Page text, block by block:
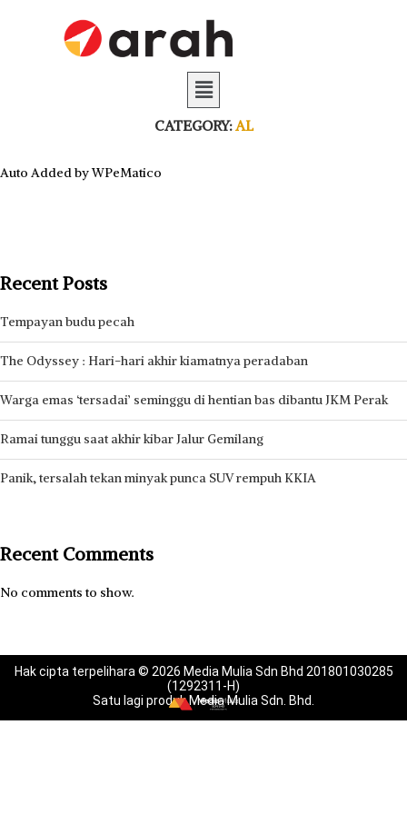
CATEGORY:AL
Auto Added by WPeMatico
Recent Posts
Tempayan budu pecah
The Odyssey : Hari-hari akhir kiamatnya peradaban
Warga emas ‘tersadai’ seminggu di hentian bas dibantu JKM Perak
Ramai tunggu saat akhir kibar Jalur Gemilang
Panik, tersalah tekan minyak punca SUV rempuh KKIA
Recent Comments
No comments to show.
Hak cipta terpelihara © 2026 Media Mulia Sdn Bhd 201801030285
(1292311-H)
Satu lagi produk Media Mulia Sdn. Bhd.